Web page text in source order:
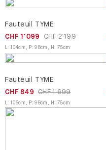
Fauteuil TYME
CHF 2'199
CHF 1'099
:104cm P:98cm H : 75cm
Fauteuil TYME
CHF 1'699
CHF 849
:105cm P:98cm H : 75cm